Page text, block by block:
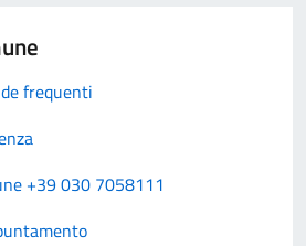
frequenti
+39 030 7058111